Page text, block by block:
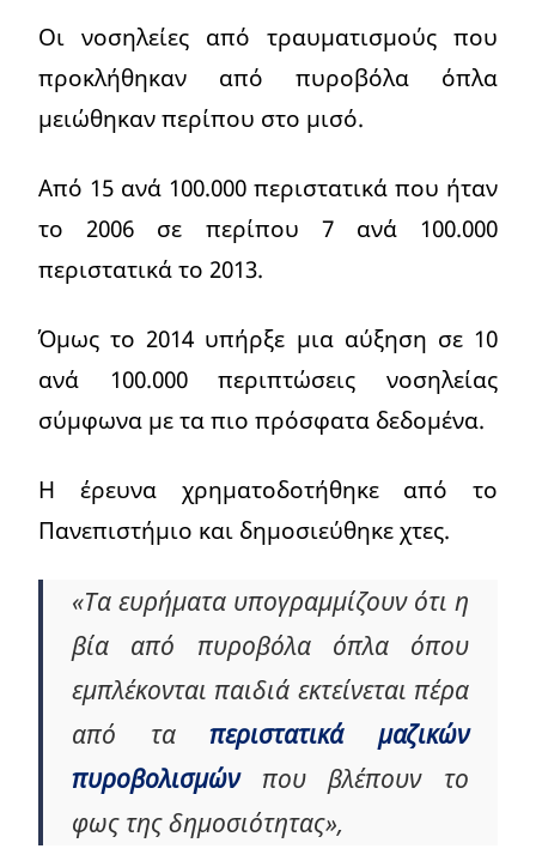
Οι νοσηλείες από τραυματισμούς που
προκλήθηκαν από πυροβόλα όπλα
μειώθηκαν περίπου στο μισό.
Από 15 ανά 100.000 περιστατικά που ήταν
το 2006 σε περίπου 7 ανά 100.000
περιστατικά το 2013.
Όμως το 2014 υπήρξε μια αύξηση σε 10
ανά 100.000 περιπτώσεις νοσηλείας
σύμφωνα με τα πιο πρόσφατα δεδομένα.
Η έρευνα χρηματοδοτήθηκε από το
Πανεπιστήμιο και δημοσιεύθηκε χτες.
«Τα ευρήματα υπογραμμίζουν ότι η
βία από πυροβόλα όπλα όπου
εμπλέκονται παιδιά εκτείνεται πέρα
​​από ταπεριστατικά μαζικών
πυροβολισμώνπου βλέπουν το
φως της δημοσιότητας»,